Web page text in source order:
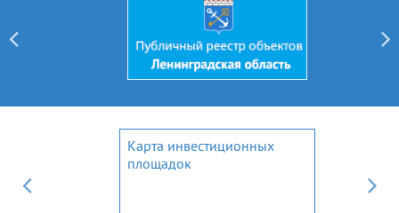
Карта инвестиционных
площадок